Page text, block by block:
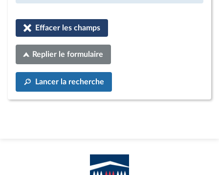
Effacer les champs
Replier le formulaire
Lancer la recherche